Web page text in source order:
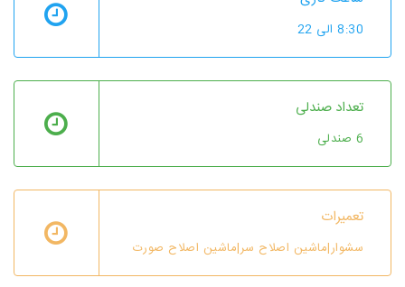
8:30 الی 22
تعداد صندلی
6 صندلی
تعمیرات
سشوار|ماشین اصلاح سر|ماشین اصلاح صورت